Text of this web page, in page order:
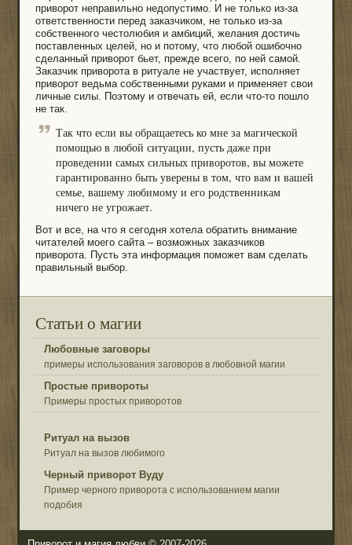
приворот неправильно недопустимо. И не только из-за
ответственности перед заказчиком, не только из-за
собственного честолюбия и амбиций, желания достичь
поставленных целей, но и потому, что любой ошибочно
сделанный приворот бьет, прежде всего, по ней самой.
Заказчик приворота в ритуале не участвует, исполняет
приворот ведьма собственными руками и применяет свои
личные силы. Поэтому и отвечать ей, если что-то пошло
не так.
Так что если вы обращаетесь ко мне за магической
помощью в любой ситуации, пусть даже при
проведении самых сильных приворотов, вы можете
гарантированно быть уверены в том, что вам и вашей
семье, вашему любимому и его родственникам
ничего не угрожает.
Вот и все, на что я сегодня хотела обратить внимание
читателей моего сайта – возможных заказчиков
приворота. Пусть эта информация поможет вам сделать
правильный выбор.
Статьи о магии
Любовные заговоры
примеры использования заговоров в любовной магии
Простые привороты
Примеры простых приворотов
Ритуал на вызов
Ритуал на вызов любимого
Черный приворот Вуду
Пример черного приворота с использованием магии
подобия